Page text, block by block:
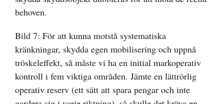
behoven.
Bild 7: För att kunna motstå systematiska
kränkningar, skydda egen mobilisering och uppnå
tröskeleffekt, så måste vi ha en initial markoperativ
kontroll i fem viktiga områden. Jämte en lättrörlig
operativ reserv (ett sätt att spara pengar och inte